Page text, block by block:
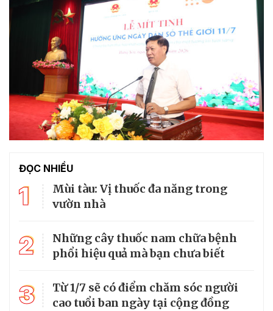
ĐỌC NHIỀU
1
Mùi tàu: Vị thuốc đa năng trong
vườn nhà
2
Những cây thuốc nam chữa bệnh
phổi hiệu quả mà bạn chưa biết
3
Từ 1/7 sẽ có điểm chăm sóc người
cao tuổi ban ngày tại cộng đồng